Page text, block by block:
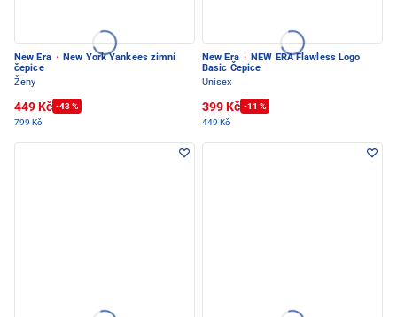
New Era · New York Yankees zimní
čepice
Ženy
449 Kč -43 %
799 Kč
New Era · NEW ERA Flawless Logo
Basic Čepice
Unisex
399 Kč -11 %
449 Kč